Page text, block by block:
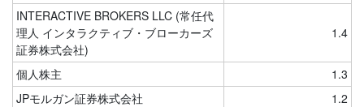
INTERACTIVE BROKERS LLC (常任代
理人 インタラクティブ・ブローカーズ
証券株式会社)
1.4
個人株主
1.3
JPモルガン証券株式会社
1.2